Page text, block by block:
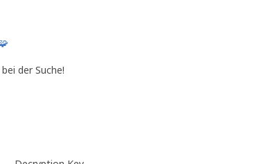
der Suche!